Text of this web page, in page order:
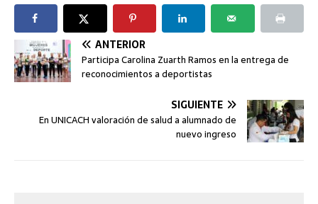
ANTERIOR
Participa Carolina Zuarth Ramos en la entrega de
reconocimientos a deportistas
SIGUIENTE
En UNICACH valoración de salud a alumnado de
nuevo ingreso